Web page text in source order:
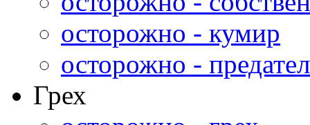
осторожно - кумир
осторожно -
Грех